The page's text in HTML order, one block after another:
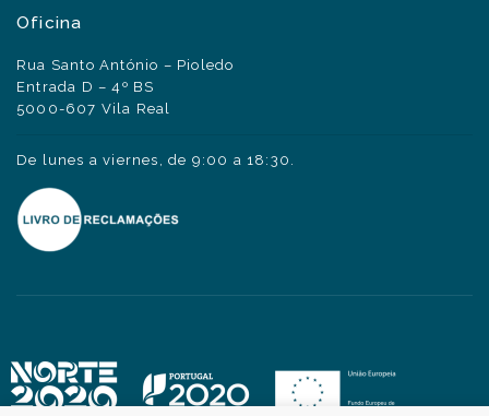
Oficina
Rua Santo António – Pioledo
Entrada D – 4º BS
5000-607 Vila Real
De lunes a viernes, de 9:00 a 18:30.